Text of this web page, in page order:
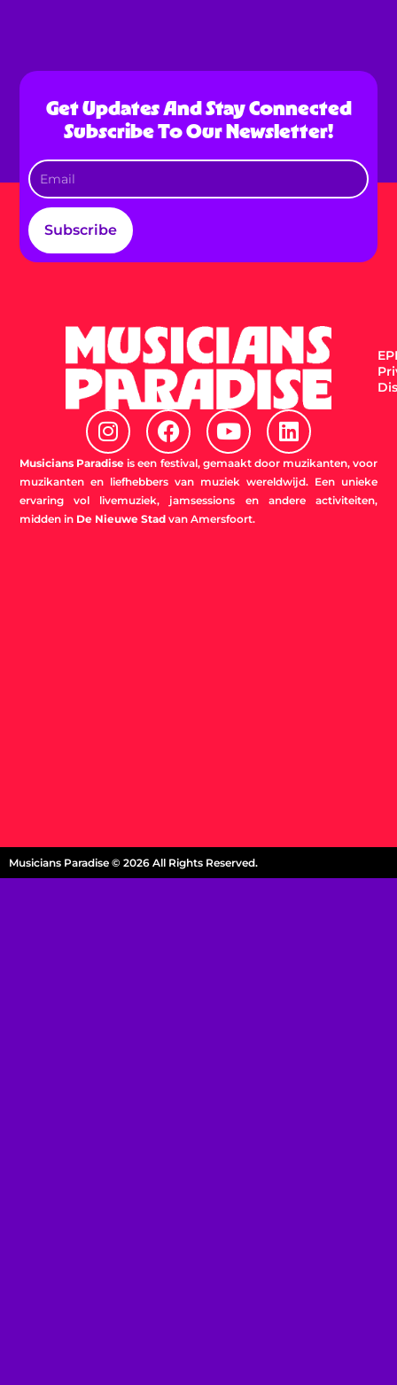
Get Updates And Stay Connected
Subscribe To Our Newsletter!
Subscribe
I
n
s
t
a
g
F
a
c
e
b
o
Y
o
u
t
u
b
L
i
n
k
e
Musicians Paradise is een festival, gemaakt door muzikanten, voor
muzikanten en liefhebbers van muziek wereldwijd. Een unieke
ervaring vol livemuziek, jamsessions en andere activiteiten,
midden in De Nieuwe Stadvan Amersfoort.
Musicians Paradise © 2026 All Rights Reserved.